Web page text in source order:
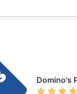
Domino's